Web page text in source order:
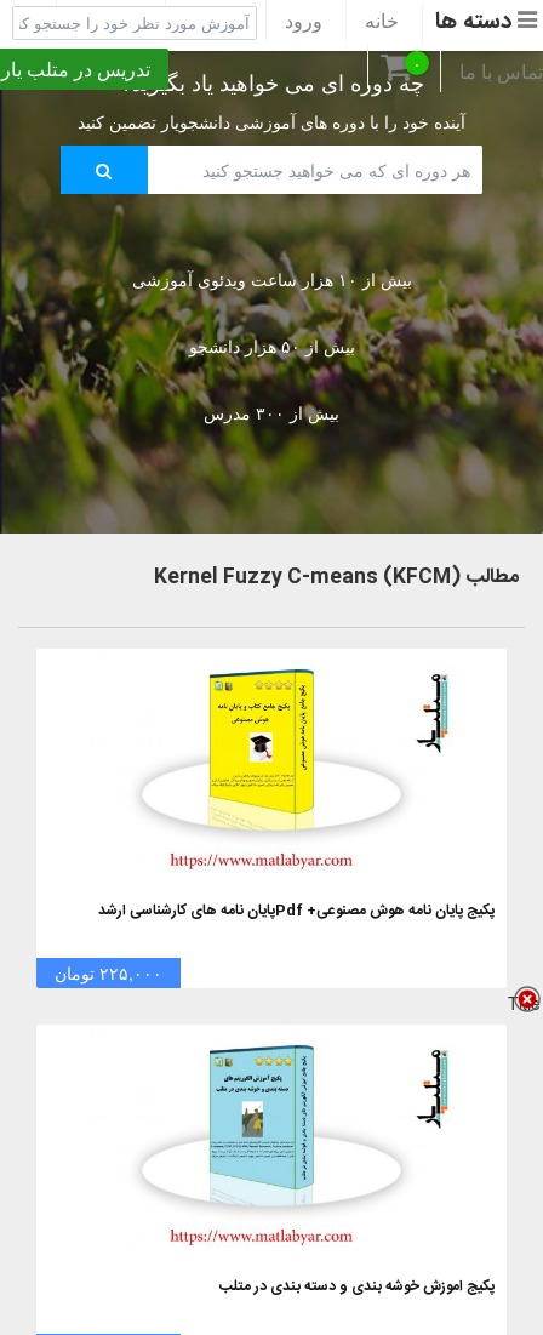
دسته ها خانه ورود ثبت نام
پشتیبانی
تماس با ما
۰ تدریس در متلب یارچه دوره ای می خواهید یاد بگیرید؟
آینده خود را با دوره های آموزشی دانشجویار تضمین کنید
بیش از ۱۰ هزار ساعت ویدئوی آموزشی
بیش از ۵۰ هزار دانشجو
بیش از ۳۰۰ مدرس
مطالب (Kernel Fuzzy C-means (KFCM
پکیج پایان نامه هوش مصنوعی+ Pdfپایان نامه های کارشناسی ارشد
۲۲۵,۰۰۰ تومان
پکیج اموزش خوشه بندی و دسته بندی در متلب
Title